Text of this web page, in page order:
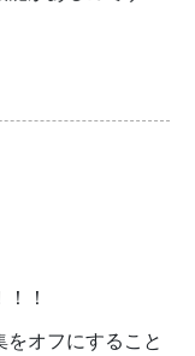
！
オフにすること